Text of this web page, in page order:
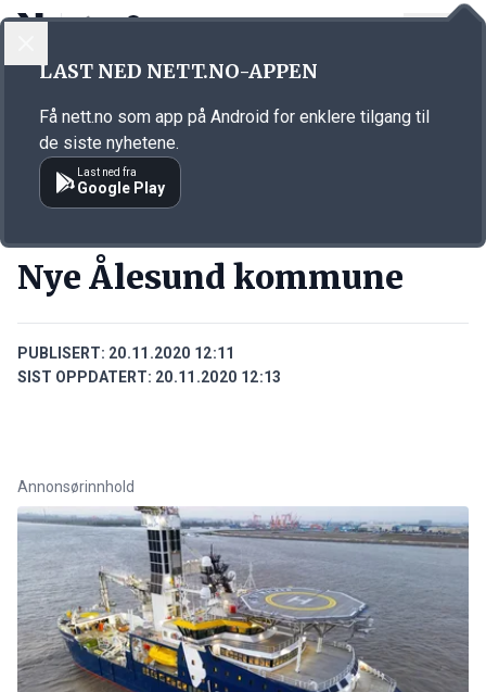
Annonsørinnhold
Nye Ålesund kommune
PUBLISERT: 20.11.2020 12:11
SIST OPPDATERT: 20.11.2020 12:13
Annonsørinnhold
LAST NED NETT.NO-APPEN
Få nett.no som app på Android for enklere tilgang til
de siste nyhetene.
Last ned fra
Google Play